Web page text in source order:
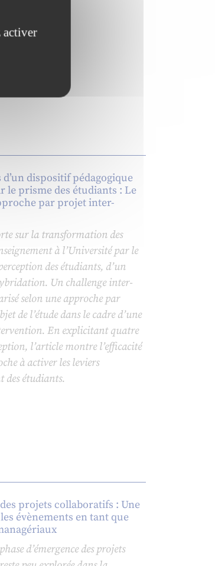
dispositif pédagogique
le prisme des étudiants : Le
par projet inter-
sur la transformation des
à l’Université par le
des étudiants, d’un
Un challenge inter-
selon une approche par
de l’étude dans le cadre d’une
En explicitant quatre
l’article montre l’efficacité
à activer les leviers
des étudiants.
projets collaboratifs : Une
évènements en tant que
d’émergence des projets
activer